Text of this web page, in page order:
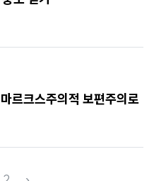
르크스주의적 보편주의로